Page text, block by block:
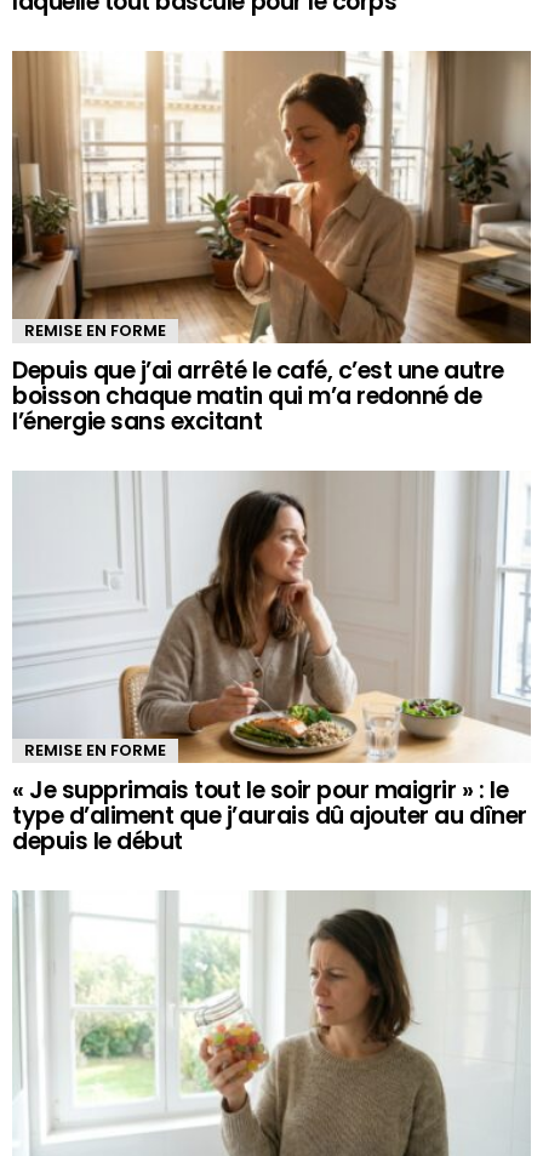
REMISE EN FORME
Depuis que j’ai arrêté le café, c’est une autre
boisson chaque matin qui m’a redonné de
l’énergie sans excitant
REMISE EN FORME
« Je supprimais tout le soir pour maigrir » : le
type d’aliment que j’aurais dû ajouter au dîner
depuis le début